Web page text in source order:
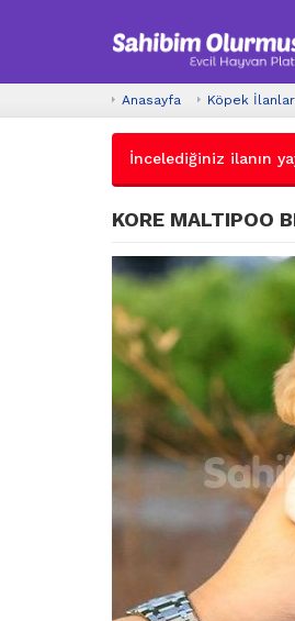
Anasayfa Köpek
İncelediğiniz ilanın
KORE MALTIPOO